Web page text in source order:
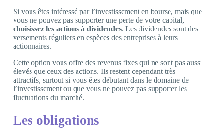
Si vous êtes intéressé par l’investissement en bourse, mais que
vous ne pouvez pas supporter une perte de votre capital,
choisissez les actions à dividendes. Les dividendes sont des
versements réguliers en espèces des entreprises à leurs
actionnaires.
Cette option vous offre des revenus fixes qui ne sont pas aussi
élevés que ceux des actions. Ils restent cependant très
attractifs, surtout si vous êtes débutant dans le domaine de
l’investissement ou que vous ne pouvez pas supporter les
fluctuations du marché.
Les obligations